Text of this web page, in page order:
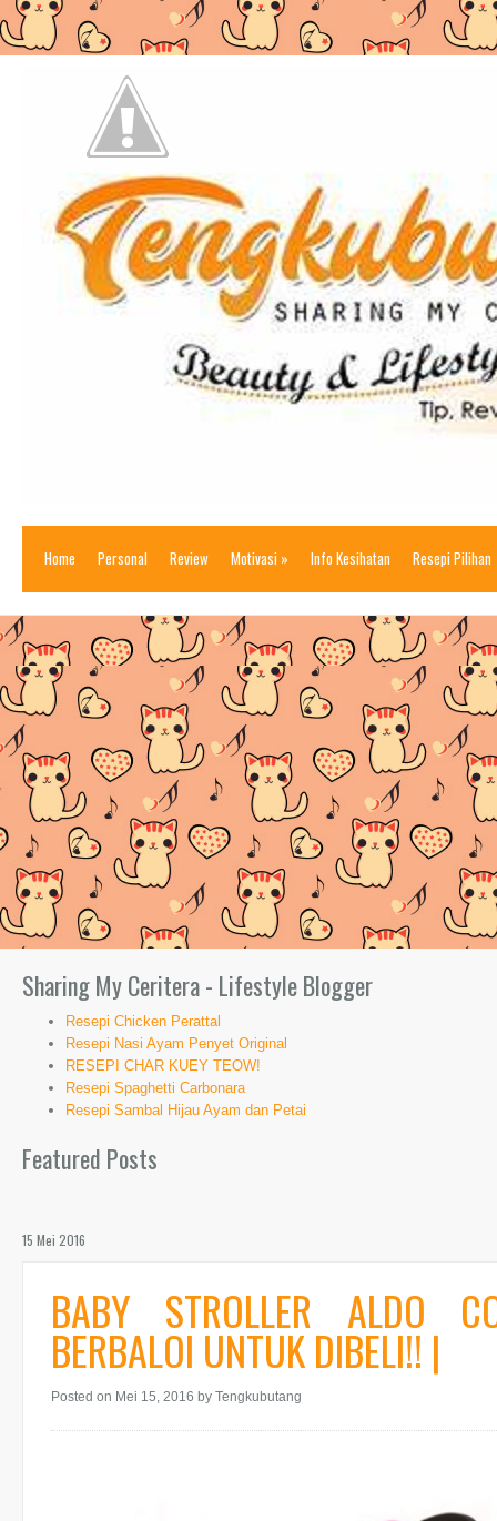
Home Personal Review Motivasi » Info Kesihatan Resepi Pilihan
Sharing My Ceritera - Lifestyle Blogger
Resepi Chicken Perattal
Resepi Nasi Ayam Penyet Original
RESEPI CHAR KUEY TEOW!
Resepi Spaghetti Carbonara
Resepi Sambal Hijau Ayam dan Petai
Featured Posts
15 Mei 2016
BABY STROLLER ALDO
BERBALOI UNTUK DIBELI!! |
Posted on Mei 15, 2016 by Tengkubutang